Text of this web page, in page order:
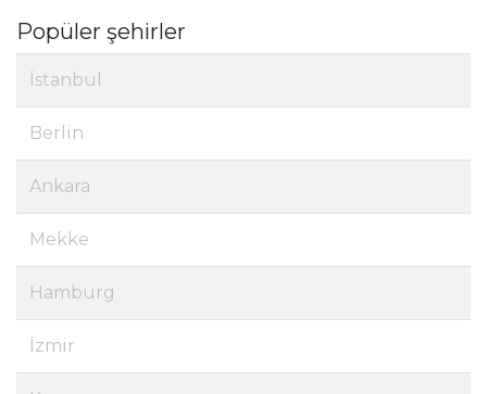
Popüler şehirler
İstanbul
Berlin
Ankara
Mekke
Hamburg
İzmir